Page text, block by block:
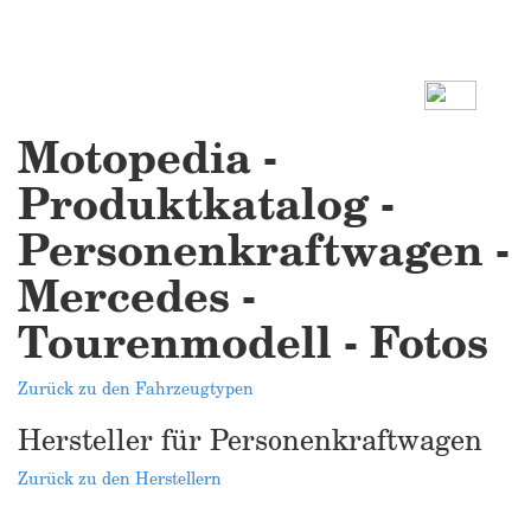
Motopedia -
Produktkatalog -
Personenkraftwagen -
Mercedes -
Tourenmodell - Fotos
Zurück zu den Fahrzeugtypen
Hersteller für Personenkraftwagen
Zurück zu den Herstellern